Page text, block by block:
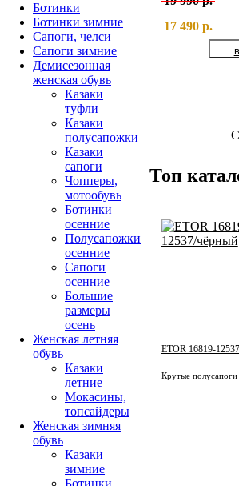
Ботинки
Ботинки зимние
Сапоги, челси
Сапоги зимние
Демисезонная
женская обувь
Казаки
туфли
Казаки
полусапожки
Казаки
сапоги
Чопперы,
мотообувь
Ботинки
осенние
Полусапожки
осенние
Сапоги
осенние
Большие
размеры
осень
Женская летняя
обувь
Казаки
летние
Мокасины,
топсайдеры
Женская зимняя
обувь
Казаки
зимние
17 490 р.
Топ
ETOR 16819-
Крутые полусапоги